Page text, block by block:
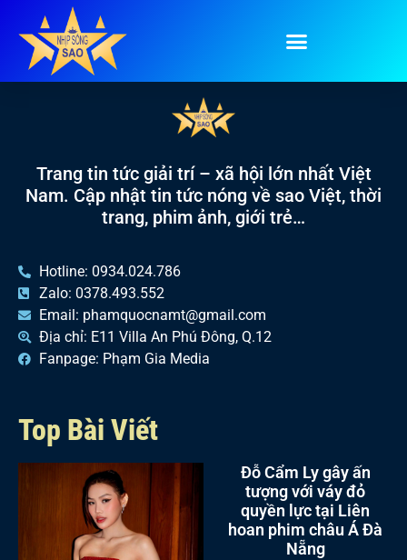
Tag:chơi khăm
Trang tin tức giải trí – xã hội lớn nhất Việt
Nam. Cập nhật tin tức nóng về sao Việt, thời
trang, phim ảnh, giới trẻ…
Hotline: 0934.024.786
Zalo: 0378.493.552
Email: phamquocnamt@gmail.com
Địa chỉ: E11 Villa An Phú Đông, Q.12
Fanpage: Phạm Gia Media
Top Bài Viết
Đỗ Cẩm Ly gây ấn
tượng với váy đỏ
quyền lực tại Liên
hoan phim châu Á Đà
Nẵng